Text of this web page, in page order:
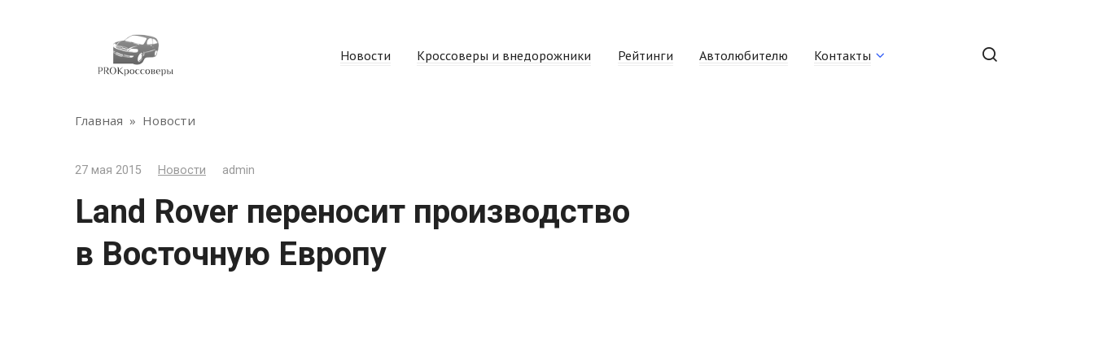
Новости Кроссоверы и внедорожники Рейтинги Автолюбителю Контакты
Главная » Новости
27 мая 2015 Новости admin
Land Rover переносит производство
в Восточную Европу